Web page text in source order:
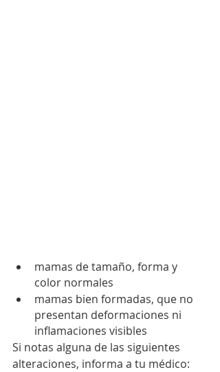
mamas de tamaño, forma y
color normales
mamas bien formadas, que no
presentan deformaciones ni
inflamaciones visibles
Si notas alguna de las siguientes
alteraciones, informa a tu médico: